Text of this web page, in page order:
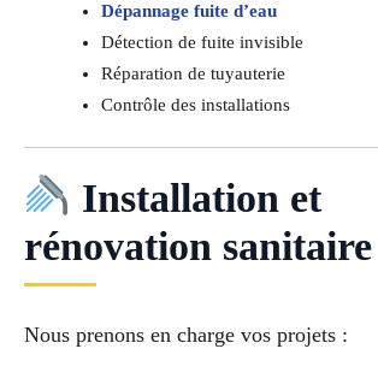
Dépannage fuite d’eau
Détection de fuite invisible
Réparation de tuyauterie
Contrôle des installations
Installation et
rénovation sanitaire
Nous prenons en charge vos projets :